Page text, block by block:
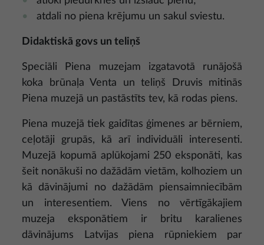
atdali no piena krējumu un sakul sviestu.
Didaktiskā govs un teliņš
Speciāli Piena muzejam izgatavotā runājošā
koka brūnaļa Venta un teliņš Druvis mitinās
Piena muzejā un pastāstīts tev, kā rodas piens.
Piena muzejā tiek gaidītas ģimenes ar bērniem,
ceļotāji grupās, kā arī individuāli interesenti.
Muzejā kopumā aplūkojami 250 eksponāti, kas
šeit nonākuši no dažādām vietām, kolhoziem un
kā dāvinājumi no dažādām piensaimniecībām
un interesentiem. Viens no vērtīgākajiem
muzeja eksponātiem ir britu karalienes
dāvinājums Latvijas piena rūpniekiem par